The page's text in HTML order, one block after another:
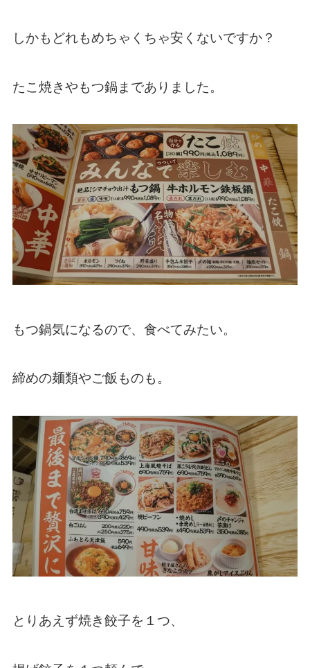
しかもどれもめちゃくちゃ安くないですか？
たこ焼きやもつ鍋までありました。
もつ鍋気になるので、食べてみたい。
締めの麺類やご飯ものも。
とりあえず焼き餃子を１つ、